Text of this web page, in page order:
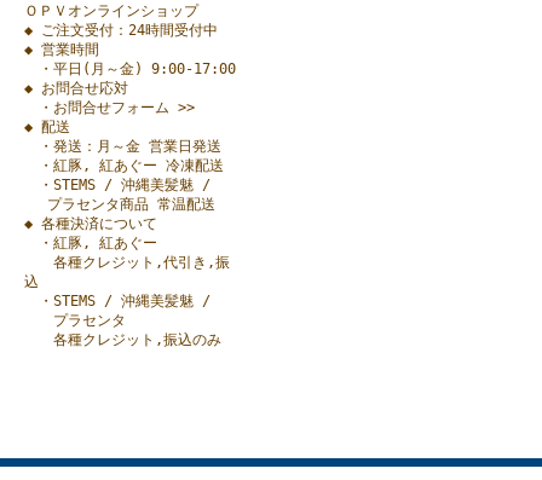
ＯＰＶオンラインショップ
◆ ご注文受付：24時間受付中
◆ 営業時間
・平日(月～金) 9:00-17:00
◆ お問合せ応対
・お問合せフォーム >>
◆ 配送
・発送：月～金 営業日発送
・紅豚, 紅あぐー 冷凍配送
・STEMS / 沖縄美髪魅 /
プラセンタ商品 常温配送
◆ 各種決済について
・紅豚, 紅あぐー
各種クレジット,代引き,振
込
・STEMS / 沖縄美髪魅 /
プラセンタ
各種クレジット,振込のみ